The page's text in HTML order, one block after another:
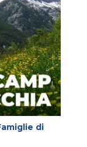
di